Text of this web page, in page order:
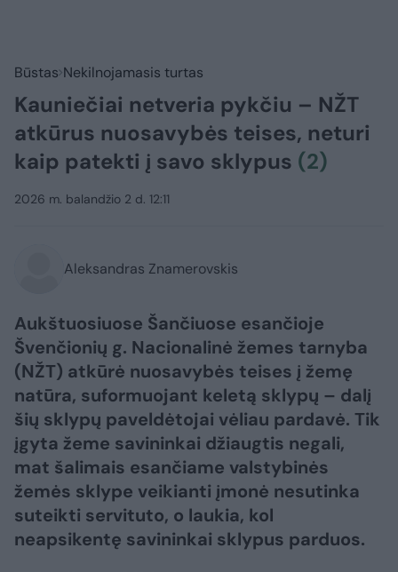
Būstas Nekilnojamasis turtas
Kauniečiai netveria pykčiu – NŽT
atkūrus nuosavybės teises, neturi
kaip patekti į savo sklypus (2)
2026 m. balandžio 2 d. 12:11
Aleksandras Znamerovskis
Aukštuosiuose Šančiuose esančioje
Švenčionių g. Nacionalinė žemes tarnyba
(NŽT) atkūrė nuosavybės teises į žemę
natūra, suformuojant keletą sklypų – dalį
šių sklypų paveldėtojai vėliau pardavė. Tik
įgyta žeme savininkai džiaugtis negali,
mat šalimais esančiame valstybinės
žemės sklype veikianti įmonė nesutinka
suteikti servituto, o laukia, kol
neapsikentę savininkai sklypus parduos.